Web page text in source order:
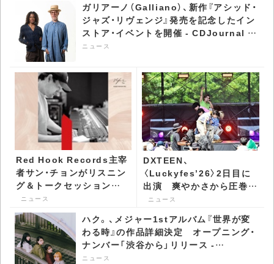
ガリアーノ（Galliano）、新作『アシッド・
ジャズ・リヴェンジ』発売を記念したイン
ストア・イベントを開催 - CDJournal ニ
ュース
ニュース
Red Hook Records主宰
者サン・チョンがリスニン
グ＆トークセッションを
山梨で開催 - CDJournal
ニュース
ニュース
DXTEEN、
〈Luckyfes’26〉2日目に
出演 爽やかさから圧巻の
パフォーマンスまで7曲を
披露 - CDJournal ニュー
ニュース
ハク。、メジャー1stアルバム『世界が変
わる時』の作品詳細決定 オープニング・
ナンバー「渋谷から」リリース -
CDJournal ニュース
ニュース